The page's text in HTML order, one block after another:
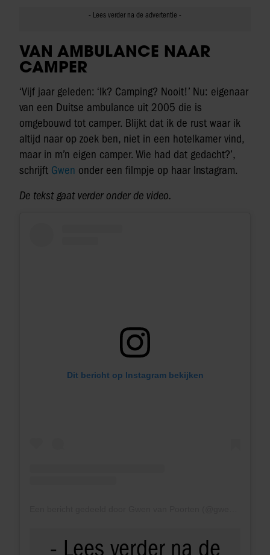
VAN AMBULANCE NAAR
CAMPER
‘Vijf jaar geleden: ‘Ik? Camping? Nooit!’ Nu: eigenaar
van een Duitse ambulance uit 2005 die is
omgebouwd tot camper. Blijkt dat ik de rust waar ik
altijd naar op zoek ben, niet in een hotelkamer vind,
maar in m’n eigen camper. Wie had dat gedacht?’,
schrijft Gwen onder een filmpje op haar Instagram.
De tekst gaat verder onder de video.
Dit bericht op Instagram bekijken